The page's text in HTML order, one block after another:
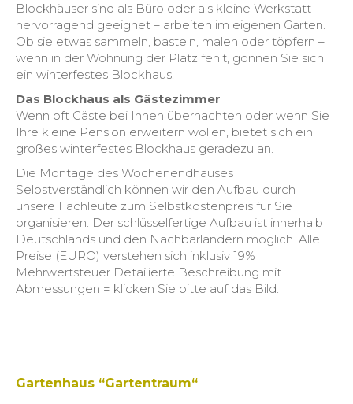
Blockhäuser sind als Büro oder als kleine Werkstatt
hervorragend geeignet – arbeiten im eigenen Garten.
Ob sie etwas sammeln, basteln, malen oder töpfern –
wenn in der Wohnung der Platz fehlt, gönnen Sie sich
ein winterfestes Blockhaus.
Das Blockhaus als Gästezimmer
Wenn oft Gäste bei Ihnen übernachten oder wenn Sie
Ihre kleine Pension erweitern wollen, bietet sich ein
großes winterfestes Blockhaus geradezu an.
Die Montage des Wochenendhauses
Selbstverständlich können wir den Aufbau durch
unsere Fachleute zum Selbstkostenpreis für Sie
organisieren. Der schlüsselfertige Aufbau ist innerhalb
Deutschlands und den Nachbarländern möglich. Alle
Preise (EURO) verstehen sich inklusiv 19%
Mehrwertsteuer Detailierte Beschreibung mit
Abmessungen = klicken Sie bitte auf das Bild.
Gartenhaus “Gartentraum“